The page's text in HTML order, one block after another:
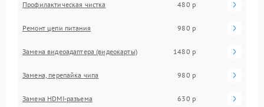
Профилактическая чистка 480 р
Ремонт цепи питания 980 р
Замена видеоадаптера (видеокарты) 1480 р
Замена, перепайка чипа 980 р
Замена HDMI-разъема 630 р